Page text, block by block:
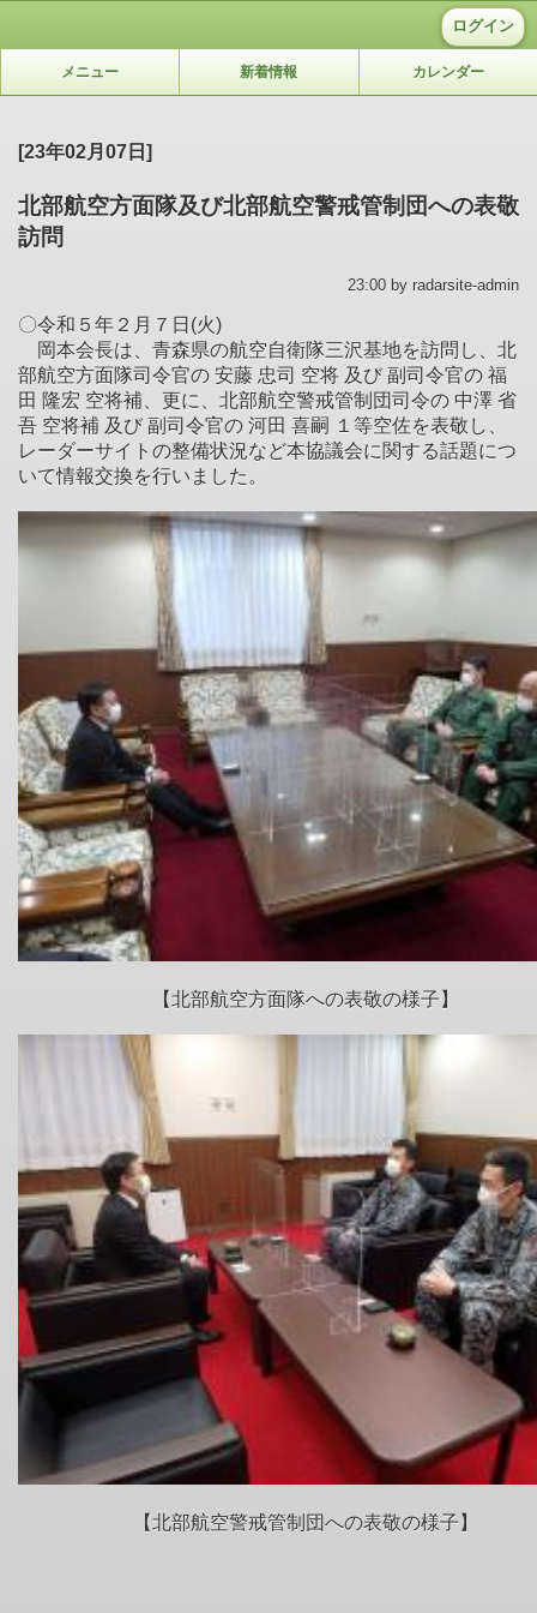
ログイン
メニュー 新着情報 カレンダー
[23年02月07日]
北部航空方面隊及び北部航空警戒管制団への表敬
訪問
23:00 by radarsite-admin
〇令和５年２月７日(火)
岡本会長は、青森県の航空自衛隊三沢基地を訪問し、北
部航空方面隊司令官の 安藤 忠司 空将 及び 副司令官の 福
田 隆宏 空将補、更に、北部航空警戒管制団司令の 中澤 省
吾 空将補 及び 副司令官の 河田 喜嗣 １等空佐を表敬し、
レーダーサイトの整備状況など本協議会に関する話題につ
いて情報交換を行いました。
【北部航空方面隊への表敬の様子】
【北部航空警戒管制団への表敬の様子】